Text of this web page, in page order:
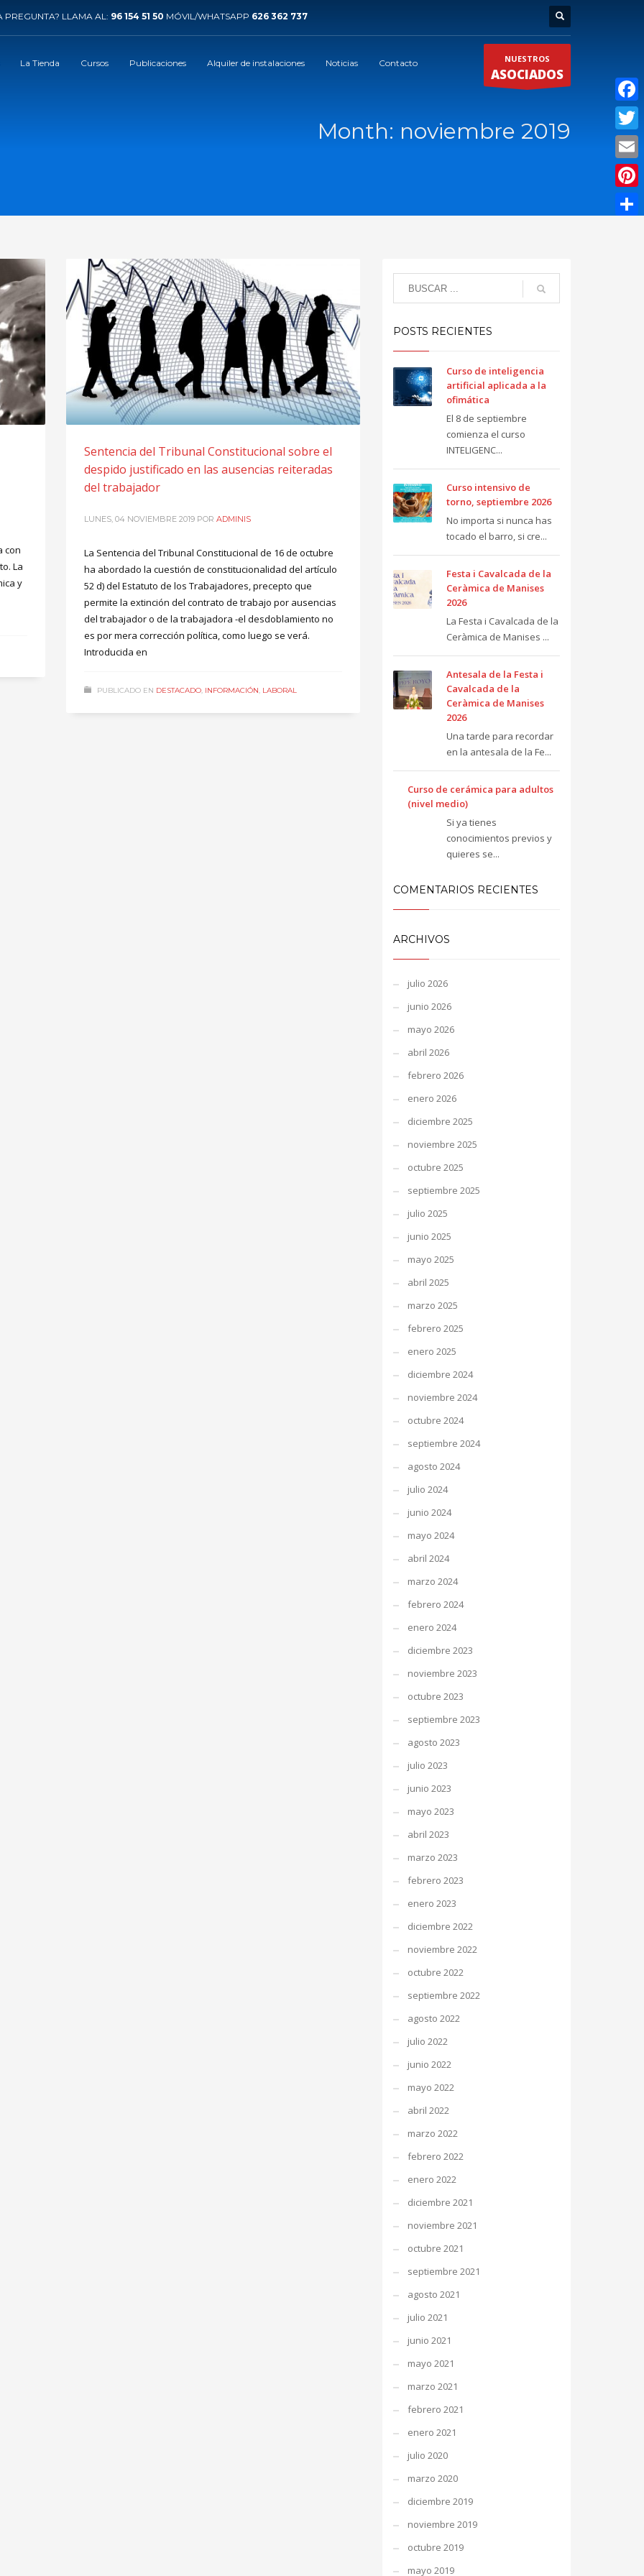
PREGUNTA? LLAMA AL: 96 154 51 50 MÓVIL/WHATSAPP 626 362 737
La Tienda Cursos Publicaciones Alquiler de instalaciones Noticias Contacto NUESTROS
ASOCIADOS
Month: noviembre 2019
con
La
y
Sentencia del Tribunal Constitucional sobre el
despido justificado en las ausencias reiteradas
del trabajador
LUNES, 04 NOVIEMBRE 2019 POR ADMINIS
La Sentencia del Tribunal Constitucional de 16 de octubre
ha abordado la cuestión de constitucionalidad del artículo
52 d) del Estatuto de los Trabajadores, precepto que
permite la extinción del contrato de trabajo por ausencias
del trabajador o de la trabajadora -el desdoblamiento no
es por mera corrección política, como luego se verá.
Introducida en
PUBLICADO EN DESTACADO, INFORMACIÓN, LABORAL
POSTS RECIENTES
Curso de inteligencia
artificial aplicada a la
ofimática
El 8 de septiembre
comienza el curso
INTELIGENC...
Curso intensivo de
torno, septiembre 2026
No importa si nunca has
tocado el barro, si cre...
Festa i Cavalcada de la
Ceràmica de Manises
2026
La Festa i Cavalcada de la
Ceràmica de Manises ...
Antesala de la Festa i
Cavalcada de la
Ceràmica de Manises
2026
Una tarde para recordar
en la antesala de la Fe...
Curso de cerámica para adultos
(nivel medio)
Si ya tienes
conocimientos previos y
quieres se...
COMENTARIOS RECIENTES
ARCHIVOS
julio 2026
junio 2026
mayo 2026
abril 2026
febrero 2026
enero 2026
diciembre 2025
noviembre 2025
octubre 2025
septiembre 2025
julio 2025
junio 2025
mayo 2025
abril 2025
marzo 2025
febrero 2025
enero 2025
diciembre 2024
noviembre 2024
octubre 2024
septiembre 2024
agosto 2024
julio 2024
junio 2024
mayo 2024
abril 2024
marzo 2024
febrero 2024
enero 2024
diciembre 2023
noviembre 2023
octubre 2023
septiembre 2023
agosto 2023
julio 2023
junio 2023
mayo 2023
abril 2023
marzo 2023
febrero 2023
enero 2023
diciembre 2022
noviembre 2022
octubre 2022
septiembre 2022
agosto 2022
julio 2022
junio 2022
mayo 2022
abril 2022
marzo 2022
febrero 2022
enero 2022
diciembre 2021
noviembre 2021
octubre 2021
septiembre 2021
agosto 2021
julio 2021
junio 2021
mayo 2021
marzo 2021
febrero 2021
enero 2021
julio 2020
marzo 2020
diciembre 2019
noviembre 2019
octubre 2019
mayo 2019
Twitter
Email